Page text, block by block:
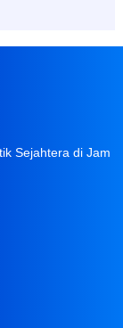
Sejahtera di Jam